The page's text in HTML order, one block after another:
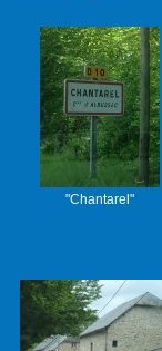
"Chantarel"